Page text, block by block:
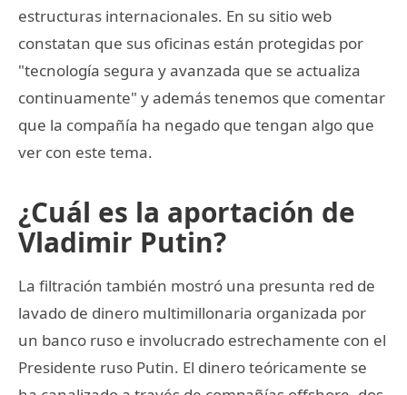
estructuras internacionales. En su sitio web
constatan que sus oficinas están protegidas por
"tecnología segura y avanzada que se actualiza
continuamente" y además tenemos que comentar
que la compañía ha negado que tengan algo que
ver con este tema.
¿Cuál es la aportación de
Vladimir Putin?
La filtración también mostró una presunta red de
lavado de dinero multimillonaria organizada por
un banco ruso e involucrado estrechamente con el
Presidente ruso Putin. El dinero teóricamente se